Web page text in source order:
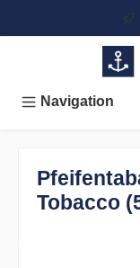
Navigation
Tobacco